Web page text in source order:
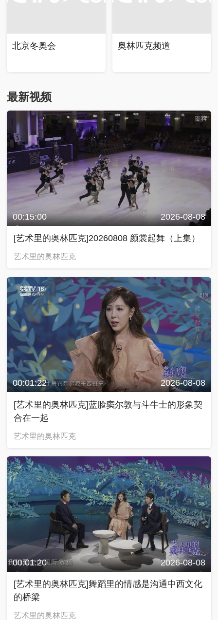
北京冬奥会 奥林匹克频道
最新视频
00:15:00 2026-08-08
[艺术里的奥林匹克]20260808 颜裳起舞（上集）
艺术里的奥林匹克
00:01:22 2026-08-08
[艺术里的奥林匹克]蓝脸窦尔敦与斗牛士的形象契
合在一起
艺术里的奥林匹克
00:01:20 2026-08-08
[艺术里的奥林匹克]舞蹈里的情感是沟通中西文化
的桥梁
艺术里的奥林匹克